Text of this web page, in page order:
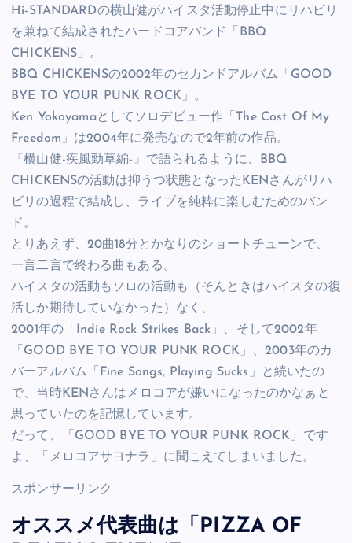
Hi-STANDARDの横山健がハイスタ活動停止中にリハビリ
を兼ねて結成されたハードコアバンド「BBQ
CHICKENS」。
BBQ CHICKENSの2002年のセカンドアルバム「GOOD
BYE TO YOUR PUNK ROCK」。
Ken Yokoyamaとしてソロデビュー作「The Cost Of My
Freedom」は2004年に発売なので2年前の作品。
『横山健-疾風勁草編-』で語られるように、BBQ
CHICKENSの活動は抑うつ状態となったKENさんがリハ
ビリの過程で結成し、ライブを純粋に楽しむためのバン
ド。
とりあえず、20曲18分とかなりのショートチューンで、
一言二言で終わる曲もある。
ハイスタの活動もソロの活動も（そんときはハイスタの復
活しか期待していなかった）なく、
2001年の「Indie Rock Strikes Back」、そして2002年
「GOOD BYE TO YOUR PUNK ROCK」、2003年のカ
バーアルバム「Fine Songs, Playing Sucks」と続いたの
で、当時KENさんはメロコアが嫌いになったのかなぁと
思っていたのを記憶しています。
だって、「GOOD BYE TO YOUR PUNK ROCK」です
よ、「メロコアサヨナラ」に聞こえてしまいました。
スポンサーリンク
オススメ代表曲は「PIZZA OF